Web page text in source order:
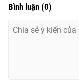
Bình luận (0)